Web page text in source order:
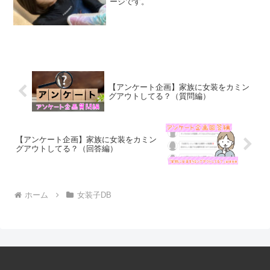
【アンケート企画】家族に女装をカミン
グアウトしてる？（質問編）
【アンケート企画】家族に女装をカミン
グアウトしてる？（回答編）
ホーム 女装子DB